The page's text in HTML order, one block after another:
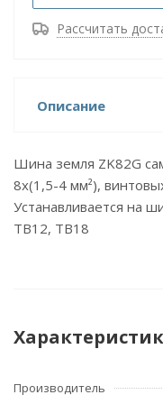
Рассчитать
Описание
Шина земля ZK82G
8x(1,5-4 мм²),
Устанавливается на
TB12, TB18
Производитель